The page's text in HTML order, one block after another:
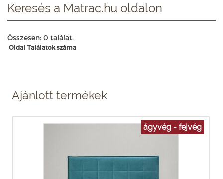
Keresés a Matrac.hu oldalon
Összesen: 0 találat.
Oldal Találatok száma
Ajánlott termékek
ágyvég - fejvég